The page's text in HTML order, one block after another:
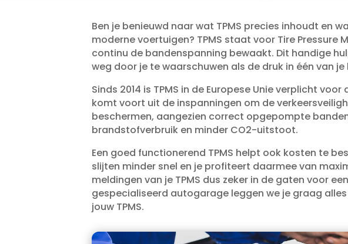
Ben je benieuwd naar wat TPMS precies inhoudt en
moderne voertuigen? TPMS staat voor Tire Pressure
continu de bandenspanning bewaakt.​ Dit handige
weg door je te waarschuwen als de druk in één van
Sinds 2014 is TPMS in de Europese Unie verplicht
komt voort uit de inspanningen om de
beschermen, aangezien correct opgepompte
brandstofverbruik en minder CO2-uitstoot.​
Een goed functionerend TPMS helpt ook kosten te
slijten minder snel en je profiteert daarmee van
meldingen van je TPMS dus zeker in de gaten voor
gespecialiseerd autogarage leggen we je graag
jouw TPMS.​